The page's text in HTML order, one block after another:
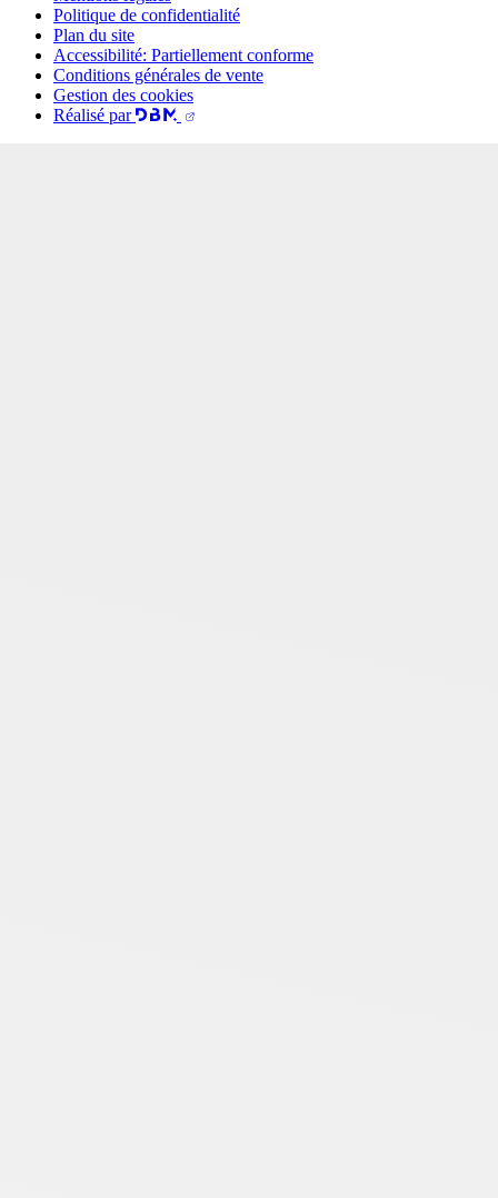
Politique de confidentialité
Plan du site
Accessibilité: Partiellement conforme
Conditions générales de vente
Gestion des cookies
Réalisé par